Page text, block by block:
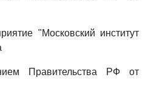
"Московский институт
Правительства РФ от